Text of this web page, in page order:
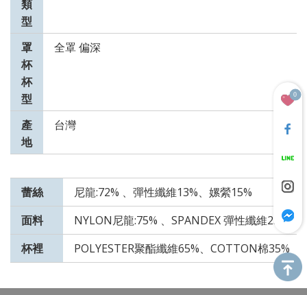
類
型
罩
杯
杯
型
全罩 偏深
產
地
台灣
蕾絲
尼龍:72% 、彈性纖維13%、嫘縈15%
面料
NYLON尼龍:75% 、SPANDEX 彈性纖維25%
杯裡
POLYESTER聚酯纖維65%、COTTON棉35%
0